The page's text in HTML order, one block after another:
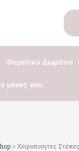
Θεματικό Δωμάτιο
μόνος σου
»Χειροποίητες